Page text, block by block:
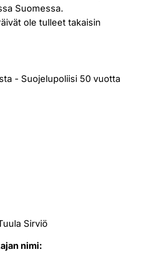
Suomessa.
ole tulleet takaisin
- Suojelupoliisi 50 vuotta
Sirviö
nimi: